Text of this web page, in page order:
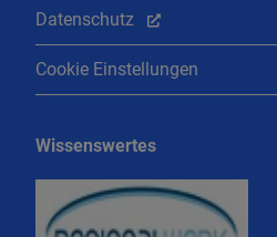
Datenschutz
Cookie Einstellungen
Wissenswertes